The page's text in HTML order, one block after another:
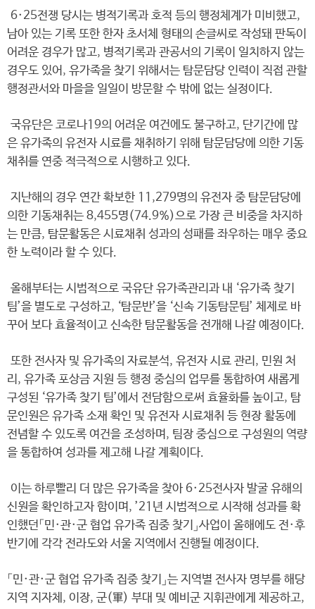
6·25전쟁 당시는 병적기록과 호적 등의 행정체계가 미비했고,
남아 있는 기록 또한 한자 초서체 형태의 손글씨로 작성돼 판독이
어려운 경우가 많고, 병적기록과 관공서의 기록이 일치하지 않는
경우도 있어, 유가족을 찾기 위해서는 탐문담당 인력이 직접 관할
행정관서와 마을을 일일이 방문할 수 밖에 없는 실정이다.
국유단은 코로나19의 어려운 여건에도 불구하고, 단기간에 많
은 유가족의 유전자 시료를 채취하기 위해 탐문담당에 의한 기동
채취를 연중 적극적으로 시행하고 있다.
지난해의 경우 연간 확보한 11,279명의 유전자 중 탐문담당에
의한 기동채취는 8,455명(74.9%)으로 가장 큰 비중을 차지하
는 만큼, 탐문활동은 시료채취 성과의 성패를 좌우하는 매우 중요
한 노력이라 할 수 있다.
올해부터는 시범적으로 국유단 유가족관리과 내 ‘유가족 찾기
팀’을 별도로 구성하고, ‘탐문반’을 ‘신속 기동탐문팀’ 체제로 바
꾸어 보다 효율적이고 신속한 탐문활동을 전개해 나갈 예정이다.
또한 전사자 및 유가족의 자료분석, 유전자 시료 관리, 민원 처
리, 유가족 포상금 지원 등 행정 중심의 업무를 통합하여 새롭게
구성된 ‘유가족 찾기 팀’에서 전담함으로써 효율화를 높이고, 탐
문인원은 유가족 소재 확인 및 유전자 시료채취 등 현장 활동에
전념할 수 있도록 여건을 조성하며, 팀장 중심으로 구성원의 역량
을 통합하여 성과를 제고해 나갈 계획이다.
이는 하루빨리 더 많은 유가족을 찾아 6·25전사자 발굴 유해의
신원을 확인하고자 함이며, ’21년 시범적으로 시작해 성과를 확
인했던「민·관·군 협업 유가족 집중 찾기」사업이 올해에도 전·후
반기에 각각 전라도와 서울 지역에서 진행될 예정이다.
「민·관·군 협업 유가족 집중 찾기」는 지역별 전사자 명부를 해당
지역 지자체, 이장, 군(軍) 부대 및 예비군 지휘관에게 제공하고,